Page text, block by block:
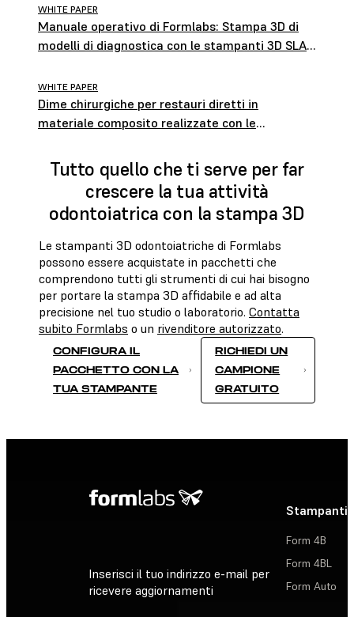
WHITE PAPER
Manuale operativo di Formlabs: Stampa 3D di
modelli di diagnostica con le stampanti 3D SLA
WHITE PAPER
Dime chirurgiche per restauri diretti in
materiale composito realizzate con le
Tutto quello che ti serve per far
crescere la tua attività
odontoiatrica con la stampa 3D
Le stampanti 3D odontoiatriche di Formlabs
possono essere acquistate in pacchetti che
comprendono tutti gli strumenti di cui hai bisogno
per portare la stampa 3D affidabile e ad alta
precisione nel tuo studio o laboratorio. Contatta
subito Formlabs o un rivenditore autorizzato.
CONFIGURA IL
PACCHETTO CON LA
TUA STAMPANTE
RICHIEDI UN
CAMPIONE
GRATUITO
Inserisci il tuo indirizzo e-mail per
ricevere aggiornamenti
Stampanti
Form 4B
Form 4BL
Form Auto